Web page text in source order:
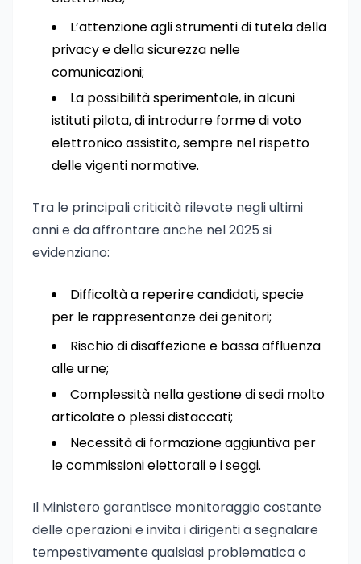
L’attenzione agli strumenti di tutela della
privacy e della sicurezza nelle
comunicazioni;
La possibilità sperimentale, in alcuni
istituti pilota, di introdurre forme di voto
elettronico assistito, sempre nel rispetto
delle vigenti normative.
Tra le principali criticità rilevate negli ultimi
anni e da affrontare anche nel 2025 si
evidenziano:
Difficoltà a reperire candidati, specie
per le rappresentanze dei genitori;
Rischio di disaffezione e bassa affluenza
alle urne;
Complessità nella gestione di sedi molto
articolate o plessi distaccati;
Necessità di formazione aggiuntiva per
le commissioni elettorali e i seggi.
Il Ministero garantisce monitoraggio costante
delle operazioni e invita i dirigenti a segnalare
tempestivamente qualsiasi problematica o